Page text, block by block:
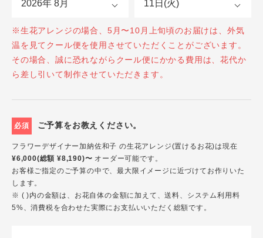
※生花アレンジの場合、5月〜10月上旬頃のお届けは、外気
温を見てクール便を使用させていただくことがございます。
その場合、誠に恐れながらクール便にかかる費用は、花代か
ら差し引いて制作させていただきます。
必須 ご予算をお教えください。
フラワーデザイナー加納佐和子 の生花アレンジ(置けるお花)は現在
¥6,000(総額 ¥8,190)〜 オーダー可能です。
お客様ご指定のご予算の中で、最大限イメージに近づけてお作りいた
します。
※ ( )内の金額は、お花自体の金額に加えて、送料、システム利用料
5%、消費税を合わせた実際にお支払いいただく総額です。